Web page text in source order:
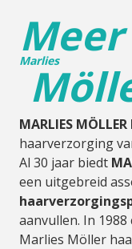
Marlies
MARLIES
haarverzorging
Al 30 jaar biedt
een uitgebreid
aanvullen. In
Marlies Möller